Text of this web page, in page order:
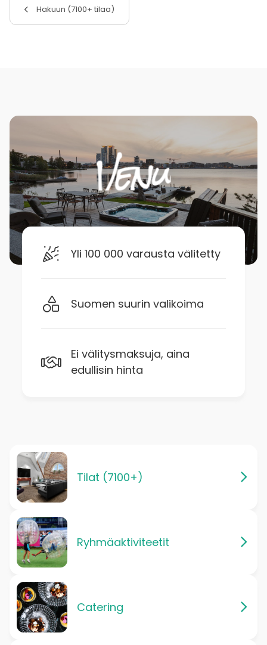
Hakuun (7100+ tilaa)
Yli 100 000 varausta välitetty
Suomen suurin valikoima
Ei välitysmaksuja, aina
edullisin hinta
Tilat (7100+)
Ryhmäaktiviteetit
Catering